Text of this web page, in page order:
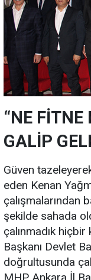
“NE
GALİP
Güven
eden Kenan
çalışmalarından
şekilde sahada
çalınmadık
Başkanı Devlet
doğrultusunda
MHP Ankara İl